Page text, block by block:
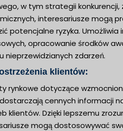
w tym strategii
interesariusze mogą
potencjalne ryzyka.
opracowanie środków
nieprzewidzianych zdarzeń.
klientów:
rynkowe dotyczące
cennych informacji
klientów. Dzięki lepszemu
mogą dostosowywać